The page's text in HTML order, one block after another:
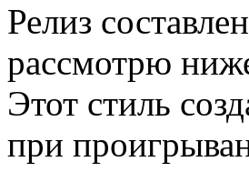
Релиз
рассмотрю
Этот стиль
при